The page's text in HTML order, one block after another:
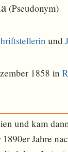
(Pseudonym)
und
1858 in
und kam
Jahre